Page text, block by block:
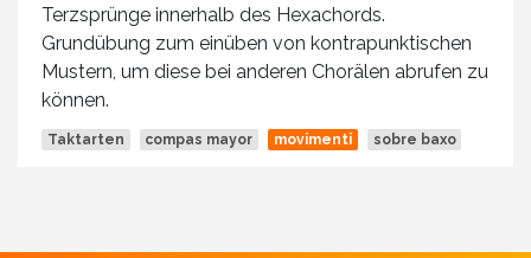
Terzsprünge innerhalb des Hexachords.
Grundübung zum einüben von kontrapunktischen
Mustern, um diese bei anderen Chorälen abrufen zu
können.
Taktarten compas mayor movimenti sobre baxo